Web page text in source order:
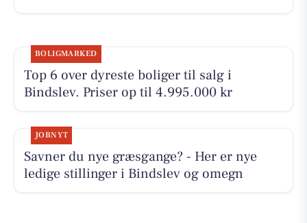
BOLIGMARKED
Top 6 over dyreste boliger til salg i
Bindslev. Priser op til 4.995.000 kr
JOBNYT
Savner du nye græsgange? - Her er nye
ledige stillinger i Bindslev og omegn